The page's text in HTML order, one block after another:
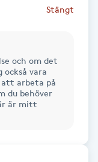
Stängt
och om det
vara
arbeta på
du behöver
är mitt